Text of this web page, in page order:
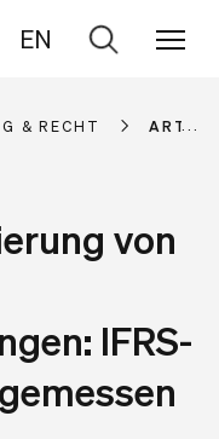
EN
Zur
& RECHT
von
IFRS-